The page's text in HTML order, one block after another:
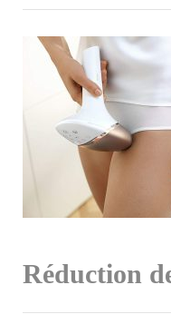
Réduction